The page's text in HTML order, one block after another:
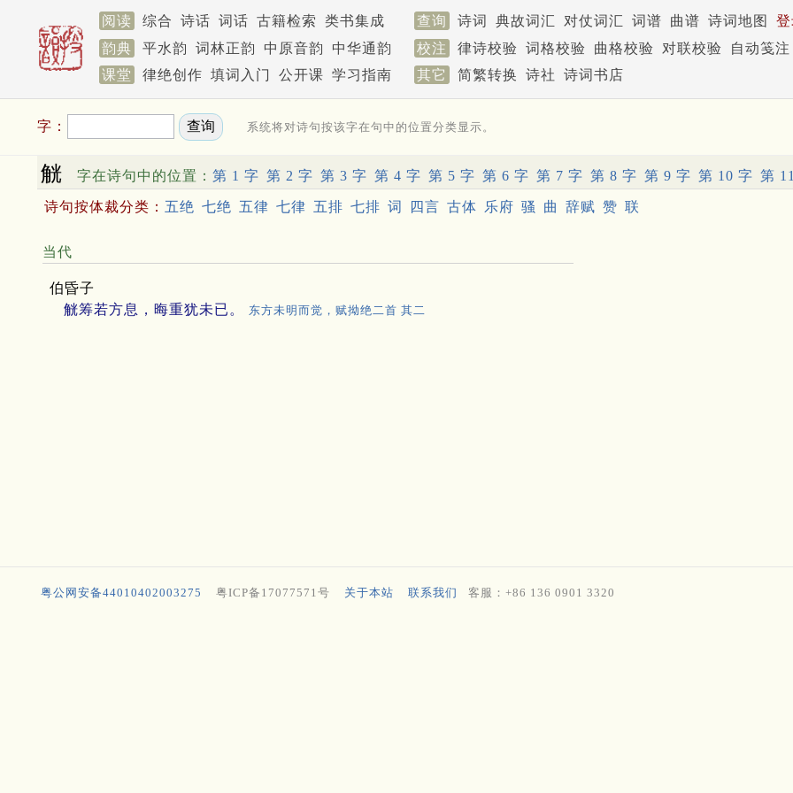
阅读 综合 诗话 词话 古籍检索 类书集成 查询 诗词 典故词汇 对仗词汇 词谱 曲谱 诗词地图
韵典
平水韵 词林正韵 中原音韵 中华通韵 校注 律诗校验 词格校验 曲格校验 对联校验
自动笺注
课堂
律绝创作 填词入门 公开课 学习指南 其它 简繁转换 诗社 诗词书店
字： 系统将对诗句按该字在句中的位置分类显示。
觥 字在诗句中的位置： 第 1 字 第 2 字 第 3 字 第 4 字 第 5 字 第 6 字 第 7 字 第 8 字 第 9 字 第 10 字 第
诗句按体裁分类： 五绝 七绝 五律 七律 五排 七排 词 四言 古体 乐府 骚 曲 辞赋 赞 联
当代
伯昏子
觥筹若方息，晦重犹未已。
东方未明而觉，赋拗绝二首 其二
粤公网安备44010402003275 粤ICP备17077571号 关于本站 联系我们 客服：+86 136 0901 3320